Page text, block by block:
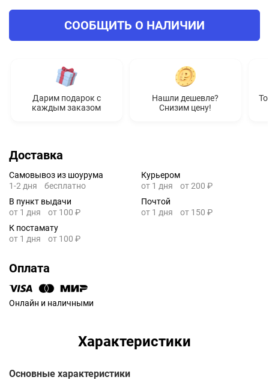
СООБЩИТЬ О НАЛИЧИИ
Дарим подарок с
каждым заказом
Нашли дешевле?
Снизим цену!
Доставка
Самовывоз из шоурума
1-2 дня
бесплатно
Курьером
от 1 дня
от 200 ₽
В пункт выдачи
от 1 дня
от 100 ₽
Почтой
от 1 дня
от 150 ₽
К постамату
от 1 дня
от 100 ₽
Оплата
Онлайн и наличными
Характеристики
Основные характеристики